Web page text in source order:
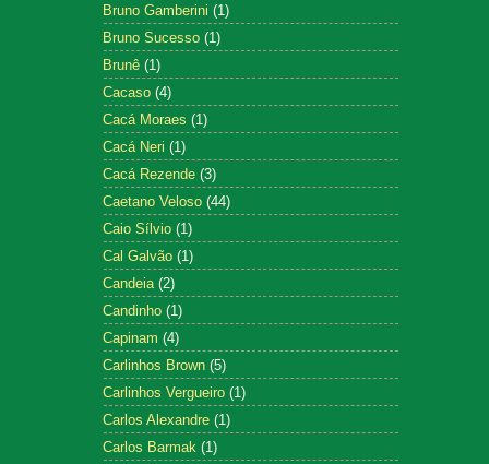
Bruno Gamberini (1)
Bruno Sucesso (1)
Brunê (1)
Cacaso (4)
Cacá Moraes (1)
Cacá Neri (1)
Cacá Rezende (3)
Caetano Veloso (44)
Caio Sílvio (1)
Cal Galvão (1)
Candeia (2)
Candinho (1)
Capinam (4)
Carlinhos Brown (5)
Carlinhos Vergueiro (1)
Carlos Alexandre (1)
Carlos Barmak (1)